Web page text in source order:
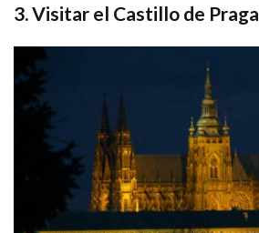
3. Visitar el Castillo de Praga